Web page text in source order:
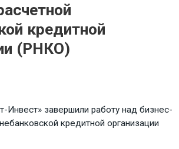
кредитной
(РНКО)
Инвест» завершили работу над бизнес-
кредитной организации